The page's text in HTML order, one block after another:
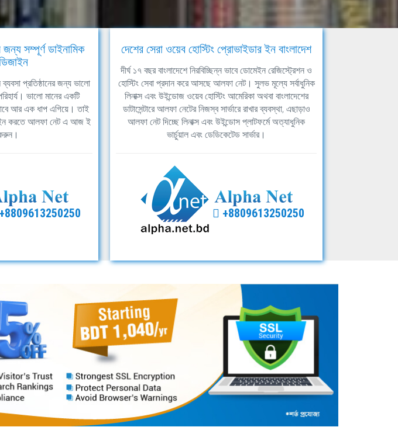
সম্পূর্ণ ডাইনামিক
প্রতিষ্ঠানের জন্য ভালো
ভালো মানের একটি
আর এক ধাপ এগিয়ে। তাই
করতে আলফা নেট এ আজ ই
+8809613250250
দেশের সেরা ওয়েব হোস্টিং প্রোভাইডার ইন বাংলাদেশ
দীর্ঘ ১৭ বছর বাংলাদেশে নিরবিচ্ছিন্ন ভাবে ডোমেইন রেজিস্ট্রেশন ও
হোস্টিং সেবা প্রদান করে আসছে আলফা নেট। সুলভ মূল্যে সর্বাধুনিক
লিনাক্স এবং উইন্ডোজ ওয়েব হোস্টিং আমেরিকা অথবা বাংলাদেশের
ডাটাসেন্টারে আলফা নেটের নিজস্ব সার্ভারে রাখার ব্যবস্থা, এছাড়াও
আলফা নেট দিচ্ছে লিনাক্স এবং উইন্ডোস প্লাটফর্মে অত্যাধুনিক
ভার্চুয়াল এবং ডেডিকেটেড সার্ভার।
+8809613250250